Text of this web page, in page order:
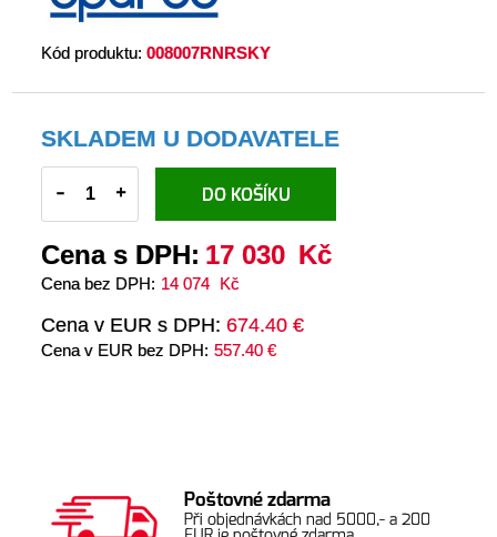
Kód produktu:008007RNRSKY
SKLADEM U DODAVATELE
- + DO KOŠÍKU
Cena s DPH: 17 030 Kč
Cena bez DPH: 14 074 Kč
Cena v EUR s DPH: 674.40 €
Cena v EUR bez DPH: 557.40 €
Poštovné zdarma
Při objednávkách nad 5000,- a 200